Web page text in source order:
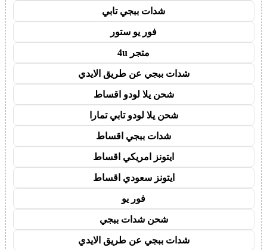
شدات ببجي تابي
فور يو ستور
متجر 4u
شدات ببجي عن طريق الايدي
شحن يلا لودو اقساط
شحن يلا لودو تابي تمارا
شدات ببجي اقساط
ايتونز امريكي اقساط
ايتونز سعودي اقساط
فور يو
شحن شدات ببجي
شدات ببجي عن طريق الايدي